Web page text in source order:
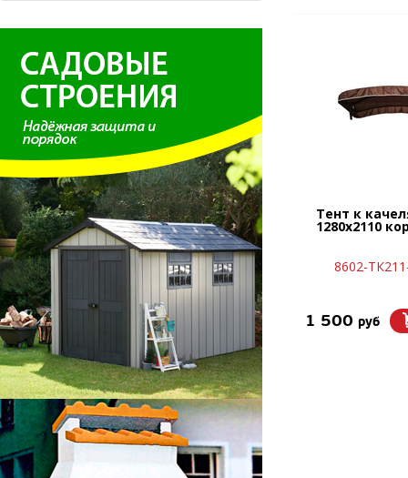
Тент к
1280х2110
8602-
1 500 руб